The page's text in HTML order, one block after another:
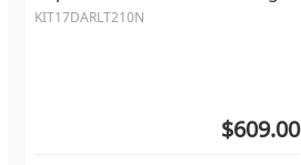
KIT17DARLT210N
$609.00